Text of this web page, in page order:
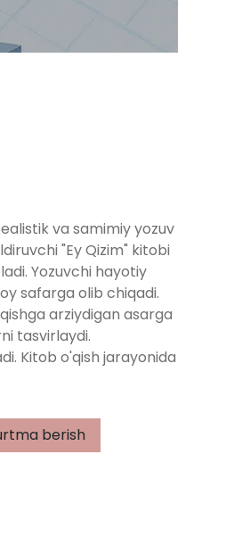
va samimiy yozuv
"Ey Qizim" kitobi
Yozuvchi hayotiy
safarga olib chiqadi.
arziydigan asarga
tasvirlaydi.
Kitob o'qish jarayonida
berish